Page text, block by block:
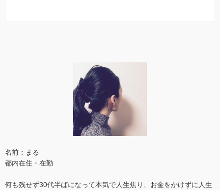
名前：まる
都内在住・在勤
何も残せず30代半ばになって本気で人生焦り、お金をかけずに人生